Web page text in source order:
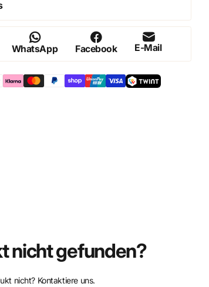
WhatsApp Facebook E-Mail
nicht gefunden?
nicht? Kontaktiere uns.